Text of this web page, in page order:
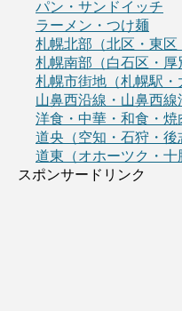
パン・サンドイッチ
ラーメン・つけ麺
札幌北部（北区・東区
札幌南部（白石区・厚
札幌市街地（札幌駅・
山鼻西沿線・山鼻西線
洋食・中華・和食・焼
道央（空知・石狩・後
道東（オホーツク・十
スポンサードリンク